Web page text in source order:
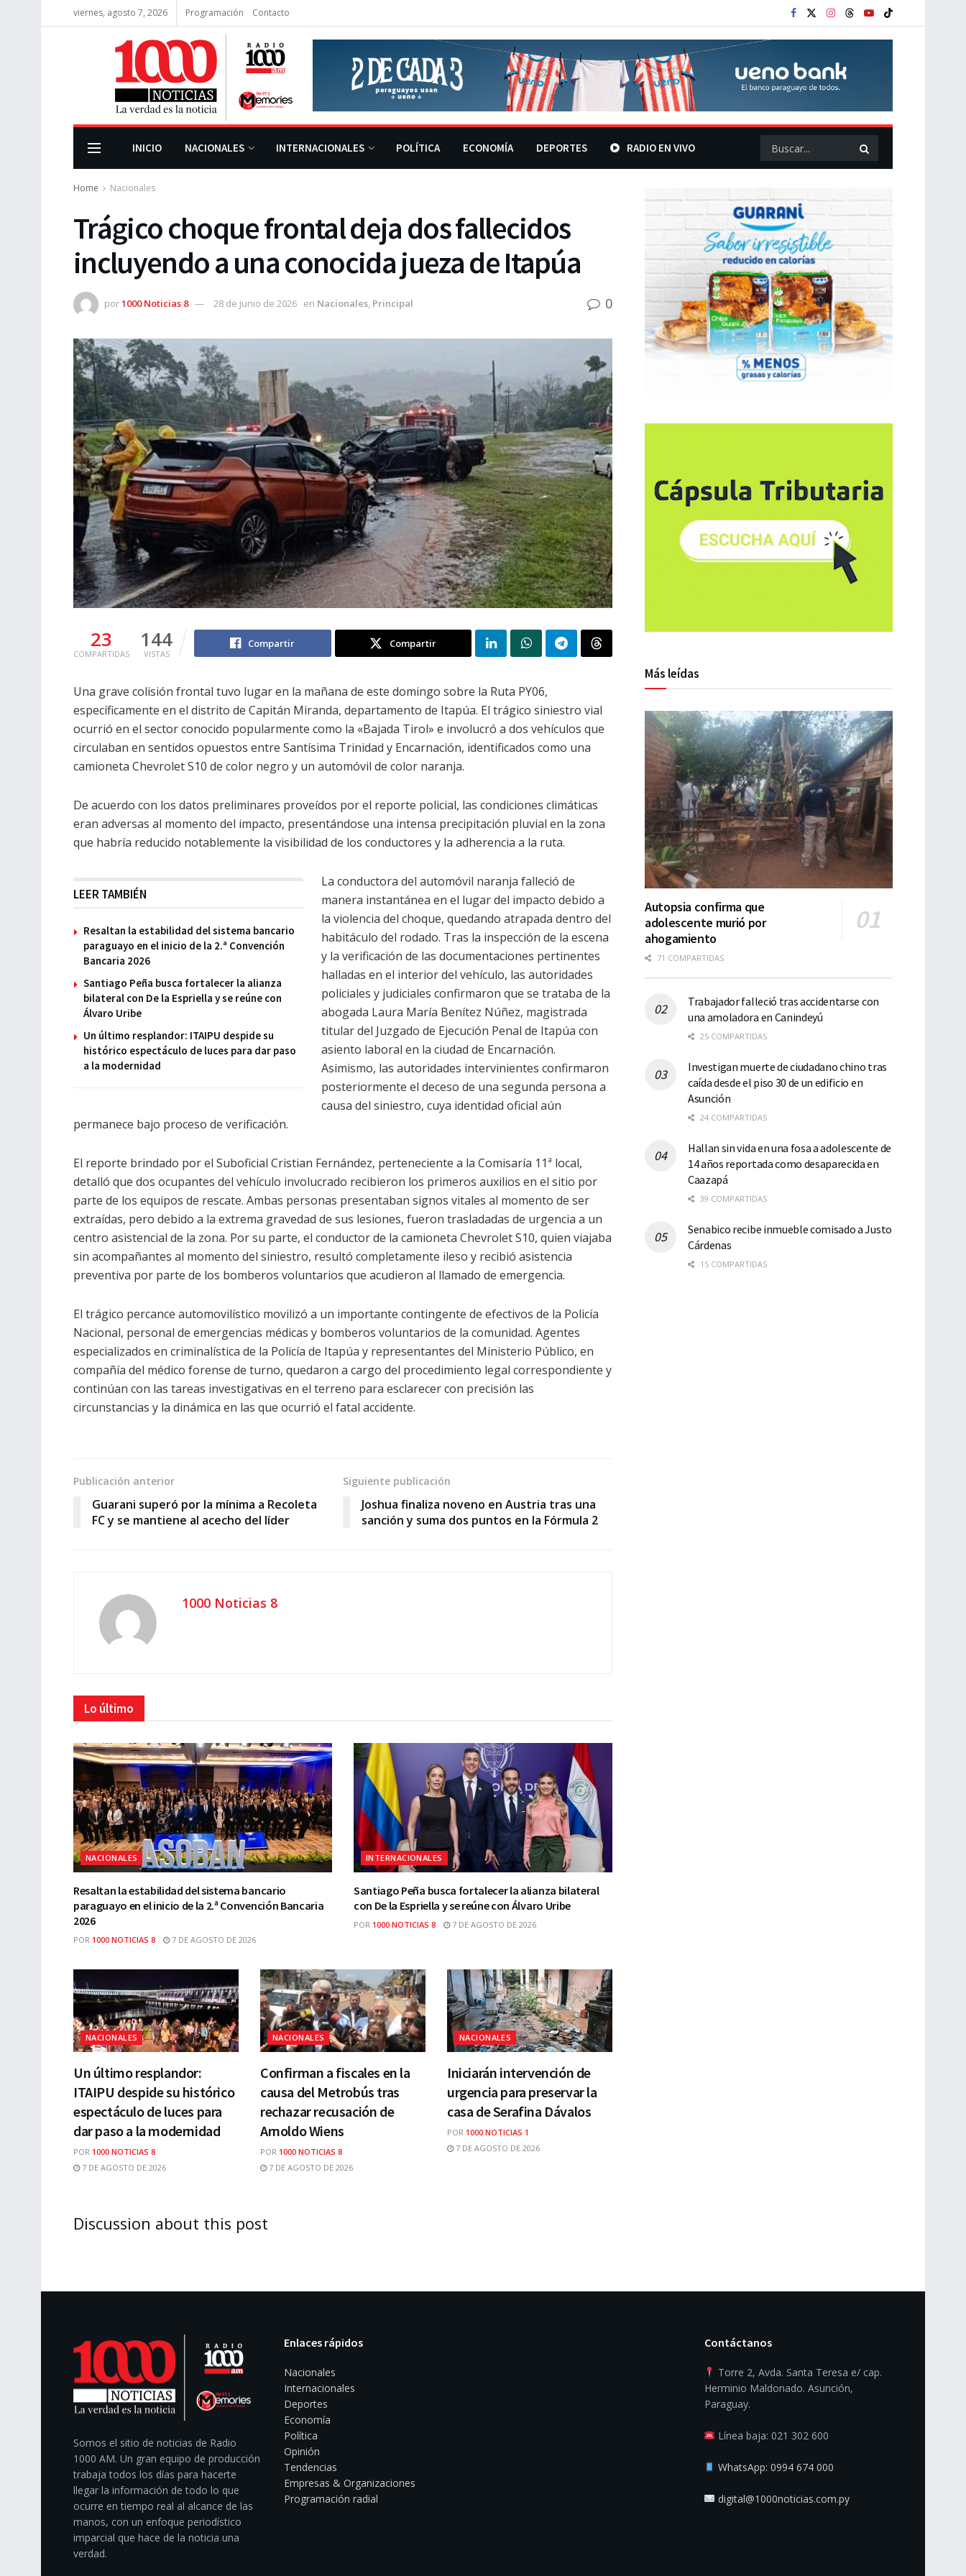
viernes, agosto 7, 2026 Programación Contacto
INICIO NACIONALES INTERNACIONALES POLÍTICA ECONOMÍA DEPORTES RADIO EN VIVO
Home Nacionales
Trágico choque frontal deja dos fallecidos
incluyendo a una conocida jueza de Itapúa
por1000 Noticias 8 28 de junio de 2026 en Nacionales, Principal 0
23
COMPARTIDAS
144
VISTAS
Compartir Compartir
Una grave colisión frontal tuvo lugar en la mañana de este domingo sobre la Ruta PY06,
específicamente en el distrito de Capitán Miranda, departamento de Itapúa. El trágico siniestro vial
ocurrió en el sector conocido popularmente como la «Bajada Tirol» e involucró a dos vehículos que
circulaban en sentidos opuestos entre Santísima Trinidad y Encarnación, identificados como una
camioneta Chevrolet S10 de color negro y un automóvil de color naranja.
De acuerdo con los datos preliminares proveídos por el reporte policial, las condiciones climáticas
eran adversas al momento del impacto, presentándose una intensa precipitación pluvial en la zona
que habría reducido notablemente la visibilidad de los conductores y la adherencia a la ruta.
LEER TAMBIÉN
Resaltan la estabilidad del sistema bancario
paraguayo en el inicio de la 2.ª Convención
Bancaria 2026
Santiago Peña busca fortalecer la alianza
bilateral con De la Espriella y se reúne con
Álvaro Uribe
Un último resplandor: ITAIPU despide su
histórico espectáculo de luces para dar paso
a la modernidad
La conductora del automóvil naranja falleció de
manera instantánea en el lugar del impacto debido a
la violencia del choque, quedando atrapada dentro del
habitáculo del rodado. Tras la inspección de la escena
y la verificación de las documentaciones pertinentes
halladas en el interior del vehículo, las autoridades
policiales y judiciales confirmaron que se trataba de la
abogada Laura María Benítez Núñez, magistrada
titular del Juzgado de Ejecución Penal de Itapúa con
asiento laboral en la ciudad de Encarnación.
Asimismo, las autoridades intervinientes confirmaron
posteriormente el deceso de una segunda persona a
causa del siniestro, cuya identidad oficial aún
permanece bajo proceso de verificación.
El reporte brindado por el Suboficial Cristian Fernández, perteneciente a la Comisaría 11ª local,
detalló que dos ocupantes del vehículo involucrado recibieron los primeros auxilios en el sitio por
parte de los equipos de rescate. Ambas personas presentaban signos vitales al momento de ser
extraídas, pero debido a la extrema gravedad de sus lesiones, fueron trasladadas de urgencia a un
centro asistencial de la zona. Por su parte, el conductor de la camioneta Chevrolet S10, quien viajaba
sin acompañantes al momento del siniestro, resultó completamente ileso y recibió asistencia
preventiva por parte de los bomberos voluntarios que acudieron al llamado de emergencia.
El trágico percance automovilístico movilizó a un importante contingente de efectivos de la Policía
Nacional, personal de emergencias médicas y bomberos voluntarios de la comunidad. Agentes
especializados en criminalística de la Policía de Itapúa y representantes del Ministerio Público, en
compañía del médico forense de turno, quedaron a cargo del procedimiento legal correspondiente y
continúan con las tareas investigativas en el terreno para esclarecer con precisión las
circunstancias y la dinámica en las que ocurrió el fatal accidente.
Publicación anterior
Guarani superó por la mínima a Recoleta
FC y se mantiene al acecho del líder
Siguiente publicación
Joshua finaliza noveno en Austria tras una
sanción y suma dos puntos en la Fórmula 2
1000 Noticias 8
Lo último
NACIONALES
Resaltan la estabilidad del sistema bancario
paraguayo en el inicio de la 2.ª Convención Bancaria
2026
POR 1000 NOTICIAS 8 7 DE AGOSTO DE 2026
INTERNACIONALES
Santiago Peña busca fortalecer la alianza bilateral
con De la Espriella y se reúne con Álvaro Uribe
POR 1000 NOTICIAS 8 7 DE AGOSTO DE 2026
NACIONALES
Un último resplandor:
ITAIPU despide su histórico
espectáculo de luces para
dar paso a la modernidad
POR 1000 NOTICIAS 8
7 DE AGOSTO DE 2026
NACIONALES
Confirman a fiscales en la
causa del Metrobús tras
rechazar recusación de
Arnoldo Wiens
POR 1000 NOTICIAS 8
7 DE AGOSTO DE 2026
NACIONALES
Iniciarán intervención de
urgencia para preservar la
casa de Serafina Dávalos
POR 1000 NOTICIAS 1
7 DE AGOSTO DE 2026
Discussion about this post
Más leídas
Autopsia confirma que
adolescente murió por
ahogamiento
71 COMPARTIDAS
Trabajador falleció tras accidentarse con
una amoladora en Canindeyú
25 COMPARTIDAS
Investigan muerte de ciudadano chino tras
caída desde el piso 30 de un edificio en
Asunción
24 COMPARTIDAS
Hallan sin vida en una fosa a adolescente de
14 años reportada como desaparecida en
Caazapá
39 COMPARTIDAS
Senabico recibe inmueble comisado a Justo
Cárdenas
15 COMPARTIDAS
Somos el sitio de noticias de Radio
1000 AM. Un gran equipo de producción
trabaja todos los días para hacerte
llegar la información de todo lo que
ocurre en tiempo real al alcance de las
manos, con un enfoque periodístico
imparcial que hace de la noticia una
verdad.
Enlaces rápidos
Nacionales
Internacionales
Deportes
Economía
Política
Opinión
Tendencias
Empresas & Organizaciones
Programación radial
Contáctanos
Torre 2, Avda. Santa Teresa e/ cap.
Herminio Maldonado. Asunción,
Paraguay.
Línea baja: 021 302 600
WhatsApp: 0994 674 000
digital@1000noticias.com.py